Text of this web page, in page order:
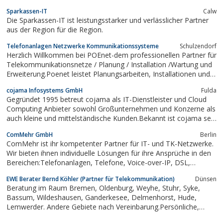
Sparkassen-IT Calw
Die Sparkassen-IT ist leistungsstarker und verlässlicher Partner
aus der Region für die Region.
Telefonanlagen Netzwerke Kommunikationssysteme Schulzendorf
Herzlich Willkommen bei POEnet-dem professionellen Partner für
Telekommunikationsnetze / Planung / Installation /Wartung und
Erweiterung.Poenet leistet Planungsarbeiten, Installationen und
Netze nach individuellen Nutzeranforderungen in Brandenburg
und Berlin.
cojama Infosystems GmbH Fulda
Gegründet 1995 betreut cojama als IT-Dienstleister und Cloud
Computing Anbieter sowohl Großunternehmen und Konzerne als
auch kleine und mittelständische Kunden.Bekannt ist cojama seit
gesamten deutschsprachigen Raum. Daneben bietet cojama
individuelle Managed Server aus...
ComMehr GmbH Berlin
ComMehr ist ihr kompetenter Partner für IT- und TK-Netzwerke.
Wir bieten ihnen individuelle Lösungen für ihre Ansprüche in den
Bereichen:Telefonanlagen, Telefone, Voice-over-IP, DSL,
WLAN, Security. Gerne beraten wir sie jederzeit in einem
persönlichen Gespräch...
EWE Berater Bernd Köhler (Partner für Telekommunikation) Dünsen
Beratung im Raum Bremen, Oldenburg, Weyhe, Stuhr, Syke,
Bassum, Wildeshausen, Ganderkesee, Delmenhorst, Hude,
Lemwerder. Andere Gebiete nach Vereinbarung.Persönliche,